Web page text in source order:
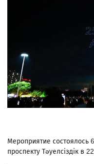
Мероприятие состоялось
проспекту Тәуелсіздік в